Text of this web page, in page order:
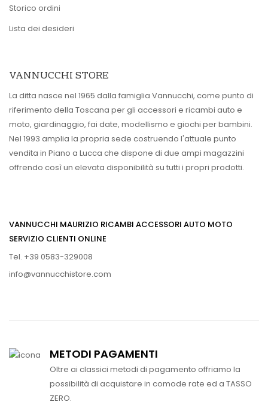
Storico ordini
Lista dei desideri
VANNUCCHI STORE
La ditta nasce nel 1965 dalla famiglia Vannucchi, come punto di
riferimento della Toscana per gli accessori e ricambi auto e
moto, giardinaggio, fai date, modellismo e giochi per bambini.
Nel 1993 amplia la propria sede costruendo l'attuale punto
vendita in Piano a Lucca che dispone di due ampi magazzini
offrendo così un elevata disponibilità su tutti i propri prodotti.
VANNUCCHI MAURIZIO RICAMBI ACCESSORI AUTO MOTO
SERVIZIO CLIENTI ONLINE
Tel. +39 0583-329008
info@vannucchistore.com
METODI PAGAMENTI
Oltre ai classici metodi di pagamento offriamo la
possibilità di acquistare in comode rate ed a TASSO
ZERO.